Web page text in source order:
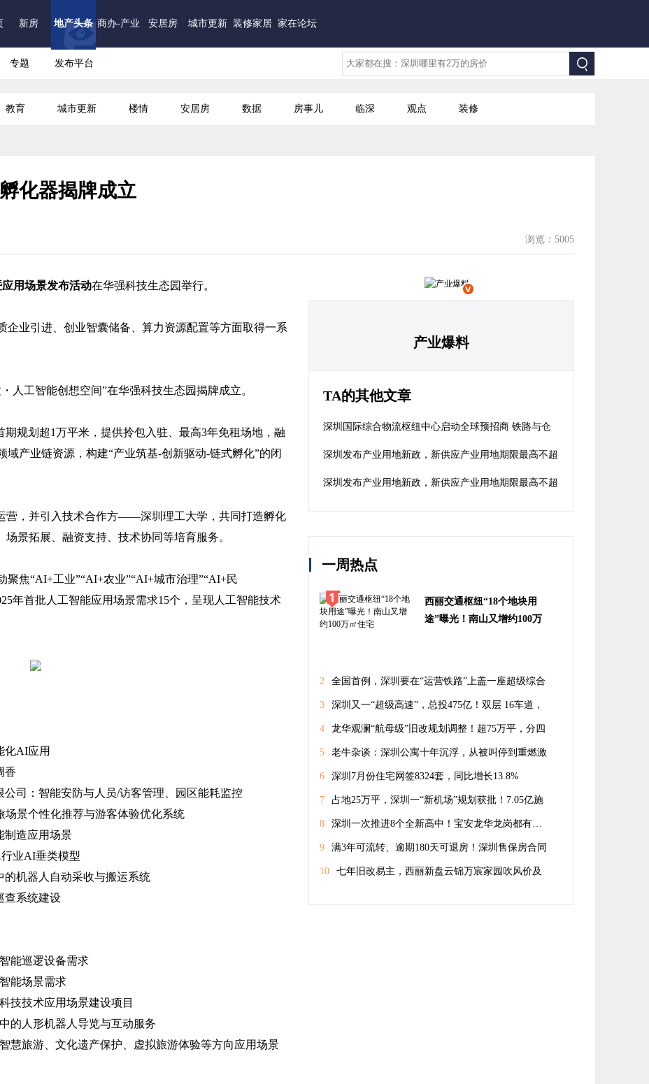
新房 地产头条 商办-产业 安居房 城市更新 装修家居 家在论坛
专题 发布平台
教育 城市更新 楼情 安居房 数据 房事儿 临深 观点 装修
化器揭牌成立
浏览：5005
应用场景发布活动在华强科技生态园举行。
企业引进、创业智囊储备、算力资源配置等方面取得一系
工智能创想空间”在华强科技生态园揭牌成立。
规划超1万平米，提供拎包入驻、最高3年免租场地，融
产业链资源，构建“产业筑基-创新驱动-链式孵化”的闭
营，并引入技术合作方——深圳理工大学，共同打造孵化
景拓展、融资支持、技术协同等培育服务。
焦“AI+工业”“AI+农业”“AI+城市治理”“AI+民
年首批人工智能应用场景需求15个，呈现人工智能技术
化AI应用
香
司：智能安防与人员/访客管理、园区能耗监控
景个性化推荐与游客体验优化系统
制造应用场景
业AI垂类模型
的机器人自动采收与搬运系统
查系统建设
能巡逻设备需求
能场景需求
技技术应用场景建设项目
的人形机器人导览与互动服务
慧旅游、文化遗产保护、虚拟旅游体验等方向应用场景
产业爆料
TA的其他文章
深圳国际综合物流枢纽中心启动全球预招商 铁路与仓
储无缝衔接
深圳发布产业用地新政，新供应产业用地期限最高不超
过30年
深圳发布产业用地新政，新供应产业用地期限最高不超
一周热点
西丽交通枢纽“18个地块用
途”曝光！南山又增约100万
2 全国首例，深圳要在“运营铁路”上盖一座超级综合
体！
3 深圳又一“超级高速”，总投475亿！双层 16车道，
经龙岗龙华宝安
4 龙华观澜“航母级”旧改规划调整！超75万平，分四
期开发
5 老牛杂谈：深圳公寓十年沉浮，从被叫停到重燃激
情
6 深圳7月份住宅网签8324套，同比增长13.8%
7 占地25万平，深圳一“新机场”规划获批！7.05亿施
工合同落定
8 深圳一次推进8个全新高中！宝安龙华龙岗都有…
9 满3年可流转、逾期180天可退房！深圳售保房合同
征求意见
10 七年旧改易主，西丽新盘云锦万宸家园吹风价及